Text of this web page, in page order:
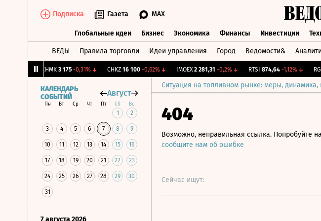
Подписка Газета MAX
Глобальные идеи Бизнес Экономика Финансы Инвестиции
ВЕДЫ Правила торговли Идеи управления Город Ведомости&
CHMK 3 175 -0,31%↓ CHKZ 16 100 -0,62%↓ IMOEX 2 281,31 -0,2%↓ RTSI 874,64 -1,12%↓ RGBI
Ситуация на топливном рынке: меры, динамика,
КАЛЕНДАРЬ
СОБЫТИЙ
Август
Пн Вт Ср Чт Пт Сб Вс
1 2
3 4 5 6 7 8 9
10 11 12 13 14 15 16
17 18 19 20 21 22 23
24 25 26 27 28 29 30
31
7 августа 2026
404
Возможно, неправильная ссылка. Попробуйте
сообщите нам об ошибке
Сейчас ищут: